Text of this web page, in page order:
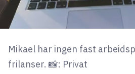
Mikael har ingen fast
frilanser. 📸: Privat